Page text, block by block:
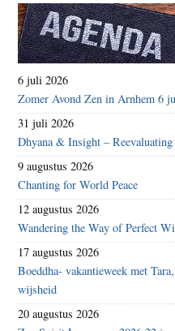
6 juli 2026
Zomer Avond Zen in Arnhem 6
31 juli 2026
Dhyana & Insight – Reevaluating
9 augustus 2026
Chanting for World Peace
12 augustus 2026
Wandering the Way of Perfect
17 augustus 2026
Boeddha- vakantieweek met
wijsheid
20 augustus 2026